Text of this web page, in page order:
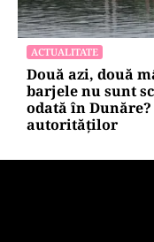
ACTUALITATE
Două azi, două
barjele nu sunt
odată în
autorităților